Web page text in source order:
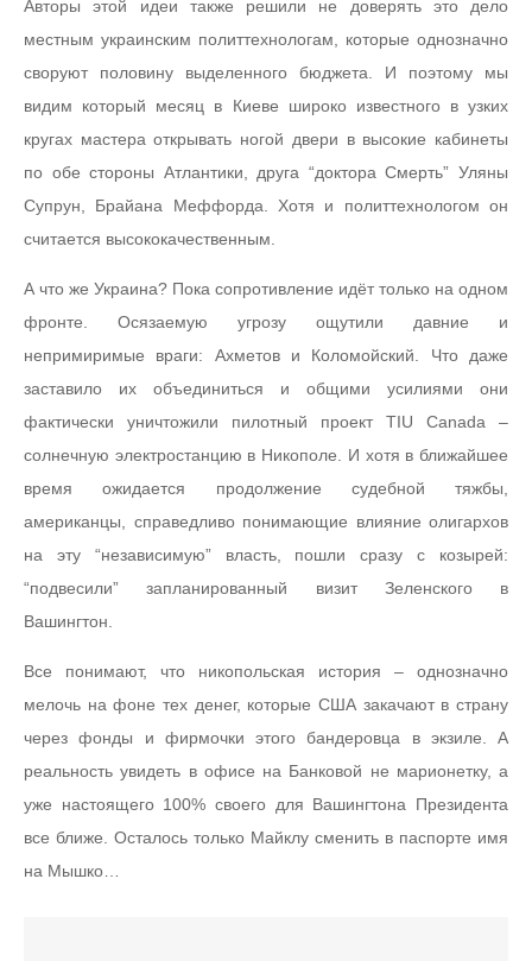
Авторы этой идеи также решили не доверять это дело
местным украинским политтехнологам, которые однозначно
своруют половину выделенного бюджета. И поэтому мы
видим который месяц в Киеве широко известного в узких
кругах мастера открывать ногой двери в высокие кабинеты
по обе стороны Атлантики, друга “доктора Смерть” Уляны
Супрун, Брайана Меффорда. Хотя и политтехнологом он
считается высококачественным.
А что же Украина? Пока сопротивление идёт только на одном
фронте. Осязаемую угрозу ощутили давние и
непримиримые враги: Ахметов и Коломойский. Что даже
заставило их объединиться и общими усилиями они
фактически уничтожили пилотный проект TIU Canada –
солнечную электростанцию в Никополе. И хотя в ближайшее
время ожидается продолжение судебной тяжбы,
американцы, справедливо понимающие влияние олигархов
на эту “независимую” власть, пошли сразу с козырей:
“подвесили” запланированный визит Зеленского в
Вашингтон.
Все понимают, что никопольская история – однозначно
мелочь на фоне тех денег, которые США закачают в страну
через фонды и фирмочки этого бандеровца в экзиле. А
реальность увидеть в офисе на Банковой не марионетку, а
уже настоящего 100% своего для Вашингтона Президента
все ближе. Осталось только Майклу сменить в паспорте имя
на Мышко…